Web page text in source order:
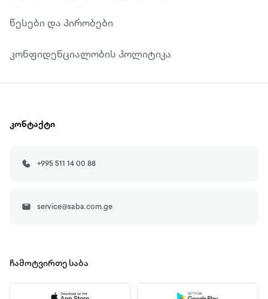
წესები და პირობები
კონფიდენციალობის პოლიტიკა
კონტაქტი
+995 511 14 00 88
service@saba.com.ge
ჩამოტვირთე საბა